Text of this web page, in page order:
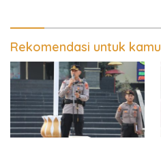
Rekomendasi untuk kamu